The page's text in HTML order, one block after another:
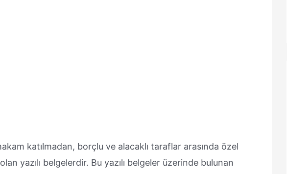
katılmadan, borçlu ve alacaklı taraflar arasında özel
yazılı belgelerdir. Bu yazılı belgeler üzerinde bulunan